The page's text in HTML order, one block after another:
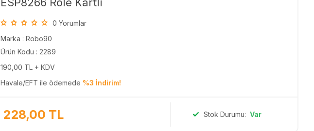
0 Yorumlar
Marka : Robo90
Ürün Kodu : 2289
190,00 TL + KDV
Havale/EFT ile ödemede %3 İndirim!
228,00 TL Stok Durumu:Var